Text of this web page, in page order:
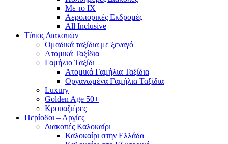
Με το ΙΧ
Αεροπορικές Εκδρομές
All Inclusive
Τύπος Διακοπών
Ομαδικά ταξίδια με ξεναγό
Ατομικά Ταξίδια
Γαμήλιο Ταξίδι
Ατομικά Γαμήλια Ταξίδια
Οργανωμένα Γαμήλια Ταξίδια
Luxury
Golden Age 50+
Κρουαζιέρες
Περίοδοι – Αργίες
Διακοπές Καλοκαίρι
Καλοκαίρι στην Ελλάδα